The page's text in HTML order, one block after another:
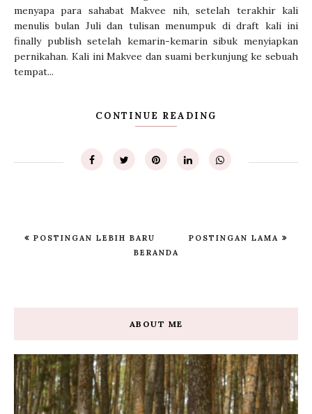
menyapa para sahabat Makvee nih, setelah terakhir kali
menulis bulan Juli dan tulisan menumpuk di draft kali ini
finally publish setelah kemarin-kemarin sibuk menyiapkan
pernikahan. Kali ini Makvee dan suami berkunjung ke sebuah
tempat...
CONTINUE READING
POSTINGAN LEBIH BARU
POSTINGAN LAMA
BERANDA
ABOUT ME